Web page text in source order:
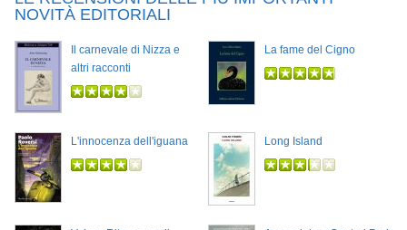
NOVITÀ EDITORIALI
Il carnevale di Nizza e
altri racconti
La fame del Cigno
L'innocenza dell'iguana Long Island